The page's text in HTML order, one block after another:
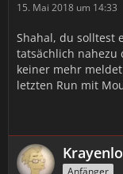
15. Mai 2018 um 14:33
Shahal, du solltest
tatsächlich nahezu
keiner mehr
letzten Run mit
Anfänger